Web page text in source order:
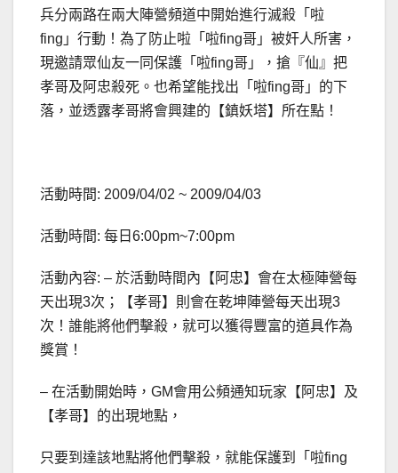
兵分兩路在兩大陣營頻道中開始進行滅殺「啦
fing」行動！ 為了防止啦「啦fing哥」被奸人所害，
現邀請眾仙友一同保護「啦fing哥」，搶『仙』把
孝哥及阿忠殺死。也希望能找出「啦fing哥」的下
落，並透露孝哥將會興建的【鎮妖塔】所在點！
活動時間: 2009/04/02 ~ 2009/04/03
活動時間: 每日6:00pm~7:00pm
活動內容: – 於活動時間內【阿忠】會在太極陣營每
天出現3次；【孝哥】則會在乾坤陣營每天出現3
次！誰能將他們擊殺，就可以獲得豐富的道具作為
獎賞！
– 在活動開始時，GM會用公頻通知玩家【阿忠】及
【孝哥】的出現地點，
只要到達該地點將他們擊殺，就能保護到「啦fing